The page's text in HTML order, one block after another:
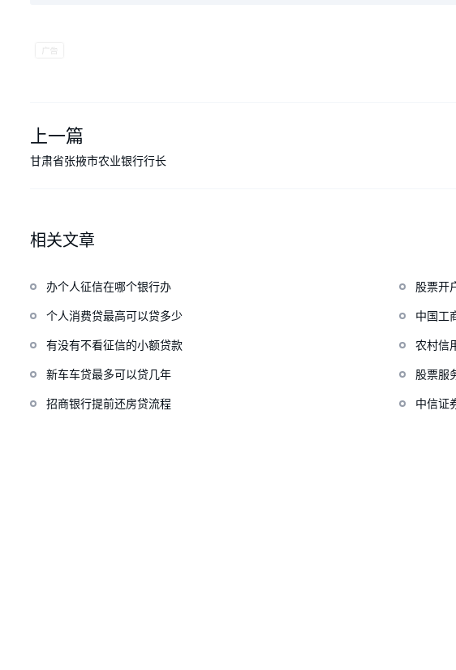
上一篇
甘肃省张掖市农业银行行长
相关文章
办个人征信在哪个银行办 股票开
个人消费贷最高可以贷多少 中国工
有没有不看征信的小额贷款 农村信
新车车贷最多可以贷几年 股票服
招商银行提前还房贷流程 中信证